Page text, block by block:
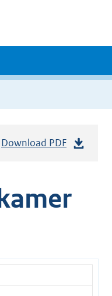
Download PDF